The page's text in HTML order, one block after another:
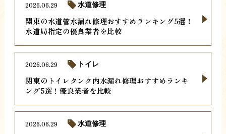
関東の水道管水漏れ修理おすすめランキング5選！
水道局指定の優良業者を比較
2026.06.29 水道修理
関東のトイレタンク内水漏れ修理おすすめランキ
ング5選！優良業者を比較
2026.06.29 トイレ
2026.06.29 水道修理